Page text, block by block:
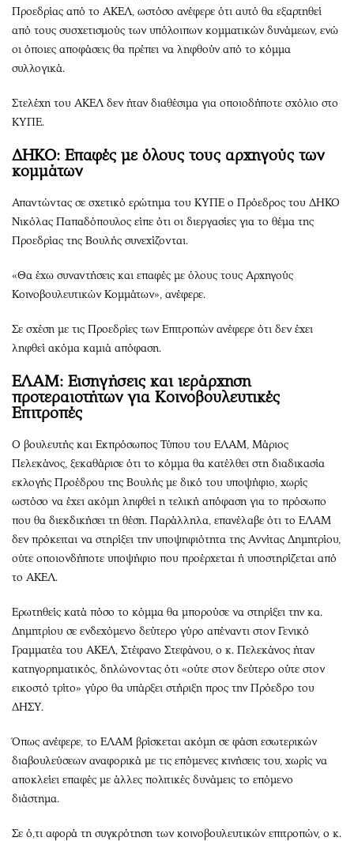
Προεδρίας από το ΑΚΕΛ, ωστόσο ανέφερε ότι αυτό θα εξαρτηθεί
από τους συσχετισμούς των υπόλοιπων κομματικών δυνάμεων, ενώ
οι όποιες αποφάσεις θα πρέπει να ληφθούν από το κόμμα
συλλογικά.
Στελέχη του ΑΚΕΛ δεν ήταν διαθέσιμα για οποιοδήποτε σχόλιο στο
ΚΥΠΕ.
ΔΗΚΟ: Επαφές με όλους τους αρχηγούς των
κομμάτων
Απαντώντας σε σχετικό ερώτημα του ΚΥΠΕ ο Πρόεδρος του ΔΗΚΟ
Νικόλας Παπαδόπουλος είπε ότι οι διεργασίες για το θέμα της
Προεδρίας της Βουλής συνεχίζονται.
«Θα έχω συναντήσεις και επαφές με όλους τους Αρχηγούς
Κοινοβουλευτικών Κομμάτων», ανέφερε.
Σε σχέση με τις Προεδρίες των Επιτροπών ανέφερε ότι δεν έχει
ληφθεί ακόμα καμιά απόφαση.
ΕΛΑΜ: Εισηγήσεις και ιεράρχηση
προτεραιοτήτων για Κοινοβουλευτικές
Επιτροπές
Ο βουλευτής και Εκπρόσωπος Τύπου του ΕΛΑΜ, Μάριος
Πελεκάνος, ξεκαθάρισε ότι το κόμμα θα κατέλθει στη διαδικασία
εκλογής Προέδρου της Βουλής με δικό του υποψήφιο, χωρίς
ωστόσο να έχει ακόμη ληφθεί η τελική απόφαση για το πρόσωπο
που θα διεκδικήσει τη θέση. Παράλληλα, επανέλαβε ότι το ΕΛΑΜ
δεν πρόκειται να στηρίξει την υποψηφιότητα της Αννίτας Δημητρίου,
ούτε οποιονδήποτε υποψήφιο που προέρχεται ή υποστηρίζεται από
το ΑΚΕΛ.
Ερωτηθείς κατά πόσο το κόμμα θα μπορούσε να στηρίξει την κα.
Δημητρίου σε ενδεχόμενο δεύτερο γύρο απέναντι στον Γενικό
Γραμματέα του ΑΚΕΛ, Στέφανο Στεφάνου, ο κ. Πελεκάνος ήταν
κατηγορηματικός, δηλώνοντας ότι «ούτε στον δεύτερο ούτε στον
εικοστό τρίτο» γύρο θα υπάρξει στήριξη προς την Πρόεδρο του
ΔΗΣΥ.
Όπως ανέφερε, το ΕΛΑΜ βρίσκεται ακόμη σε φάση εσωτερικών
διαβουλεύσεων αναφορικά με τις επόμενες κινήσεις του, χωρίς να
αποκλείει επαφές με άλλες πολιτικές δυνάμεις το επόμενο
διάστημα.
Σε ό,τι αφορά τη συγκρότηση των κοινοβουλευτικών επιτροπών, ο κ.